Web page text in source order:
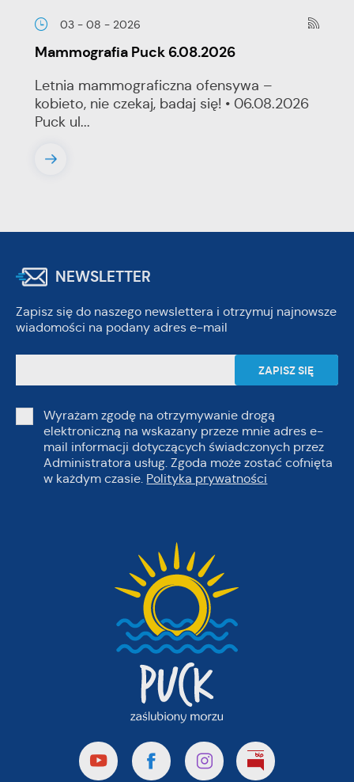
03 - 08 - 2026
Mammografia Puck 6.08.2026
Letnia mammograficzna ofensywa –
kobieto, nie czekaj, badaj się! • 06.08.2026
Puck ul...
NEWSLETTER
Zapisz się do naszego newslettera i otrzymuj najnowsze
wiadomości na podany adres e-mail
Wyrażam zgodę na otrzymywanie drogą
elektroniczną na wskazany przeze mnie adres e-
mail informacji dotyczących świadczonych przez
Administratora usług. Zgoda może zostać cofnięta
w każdym czasie. Polityka prywatności